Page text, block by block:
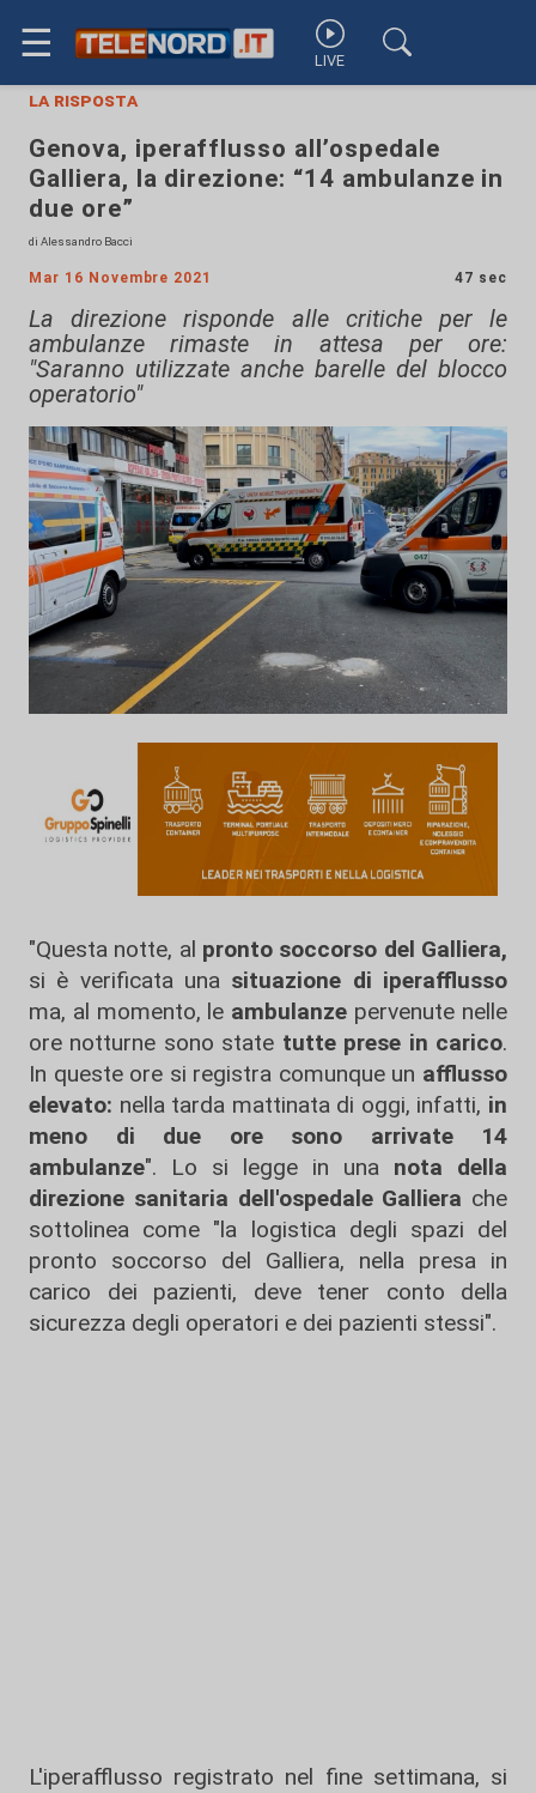
☰ LIVE
la risposta
Genova, iperafflusso all’ospedale
Galliera, la direzione: “14 ambulanze in
due ore”
di Alessandro Bacci
Mar 16 Novembre 2021 47 sec
La direzione risponde alle critiche per le
ambulanze rimaste in attesa per ore:
"Saranno utilizzate anche barelle del blocco
operatorio"
"Questa notte, al pronto soccorso del Galliera,
si è verificata una situazione di iperafflusso
ma, al momento, le ambulanze pervenute nelle
ore notturne sono state tutte prese in carico.
In queste ore si registra comunque un afflusso
elevato: nella tarda mattinata di oggi, infatti, in
meno di due ore sono arrivate 14
ambulanze". Lo si legge in una nota della
direzione sanitaria dell'ospedale Galliera che
sottolinea come "la logistica degli spazi del
pronto soccorso del Galliera, nella presa in
carico dei pazienti, deve tener conto della
sicurezza degli operatori e dei pazienti stessi".
L'iperafflusso registrato nel fine settimana, si